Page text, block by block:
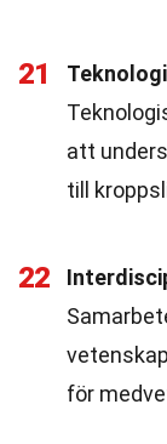
21
att
till
22
för